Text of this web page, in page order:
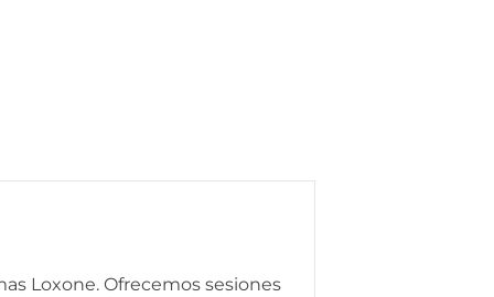
Loxone. Ofrecemos sesiones